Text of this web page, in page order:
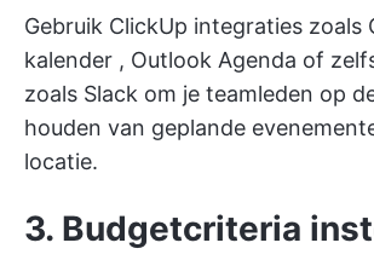
Gebruik ClickUp integraties zoals
kalender , Outlook Agenda of
zoals Slack om je teamleden op
houden van geplande
locatie.
3. Budgetcriteria